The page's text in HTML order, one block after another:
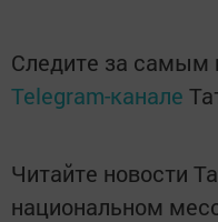
Следите за
Telegram-канале
Читайте новости
национальном